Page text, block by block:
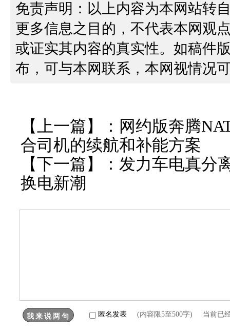
免责声明：以上内容为本网站转
更多信息之目的，不代表本网观
或证实其内容的真实性。如稿件
布，可与本网联系，本网视情况
【上一篇】： 网约版奔腾
合司机的续航和补能方案
【下一篇】： 发力车电真分
换电新潮
匿名发表 (内容限5至500字) 当前已